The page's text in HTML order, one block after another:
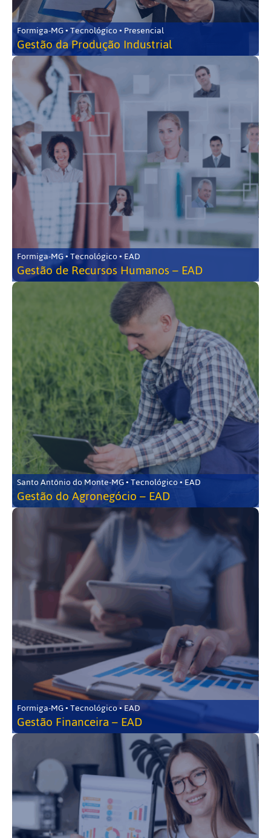
Formiga-MG • Tecnológico • Presencial
Gestão da Produção Industrial
Formiga-MG • Tecnológico • EAD
Gestão de Recursos Humanos – EAD
Santo Antônio do Monte-MG • Tecnológico • EAD
Gestão do Agronegócio – EAD
Formiga-MG • Tecnológico • EAD
Gestão Financeira – EAD